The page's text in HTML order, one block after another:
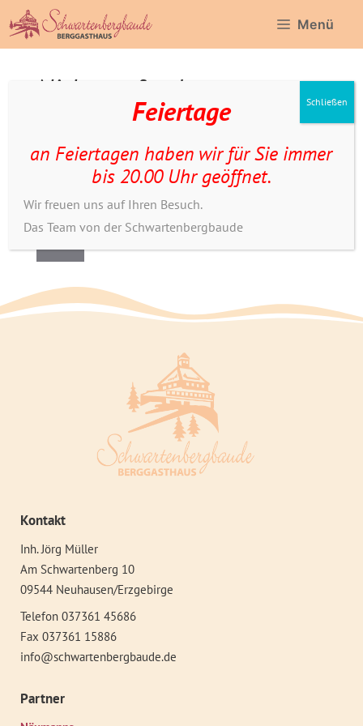
Inhalt
springen
Menü
Nichts gefunden
werden. Vielleicht hilft die Suchfunktion.
nach:
Kontakt
Inh. Jörg Müller
Am Schwartenberg 10
09544 Neuhausen/Erzgebirge
Telefon 037361 45686
Fax 037361 15886
info@schwartenbergbaude.de
Partner
Feiertage
an Feiertagen haben wir für Sie immer
bis 20.00 Uhr geöffnet.
Wir freuen uns auf Ihren Besuch.
Das Team von der Schwartenbergbaude
Schließen